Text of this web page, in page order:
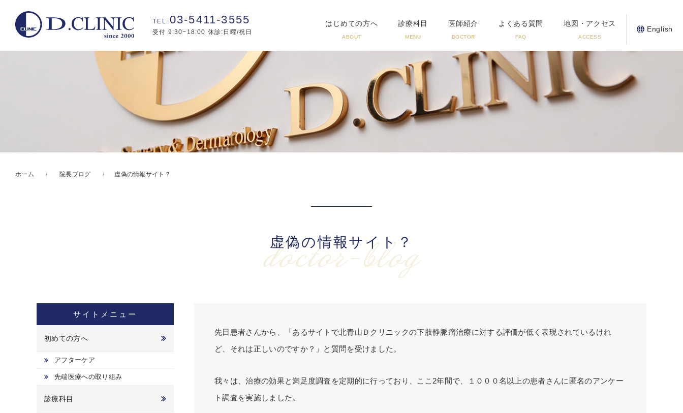
03-5411-3555
受付 9:30~18:00 休診:日曜/祝日
はじめての方へ
ABOUT
診療科目
MENU
医師紹介
DOCTOR
よくある質問
FAQ
地図・アクセス
ACCESS
English
ホーム 院長ブログ 虚偽の情報サイト？
虚偽の情報サイト？
doctor-blog
先日患者さんから、「あるサイトで北青山Ｄクリニックの下肢静脈瘤治療に対する評価が低く表現されているけれ
ど、それは正しいのですか？」と質問を受けました。
我々は、治療の効果と満足度調査を定期的に行っており、ここ2年間で、１０００名以上の患者さんに匿名のアンケー
ト調査を実施しました。
サイトメニュー
初めての方へ
アフターケア
先端医療への取り組み
診療科目